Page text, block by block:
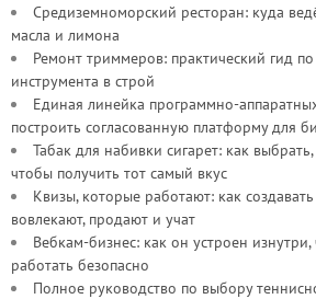
Средиземноморский ресторан: куда
масла и лимона
Ремонт триммеров: практический гид
инструмента в строй
Единая линейка программно-
построить согласованную платформу для
Табак для набивки сигарет: как
чтобы получить тот самый вкус
Квизы, которые работают: как
вовлекают, продают и учат
Вебкам-бизнес: как он устроен
работать безопасно
Полное руководство по выбору